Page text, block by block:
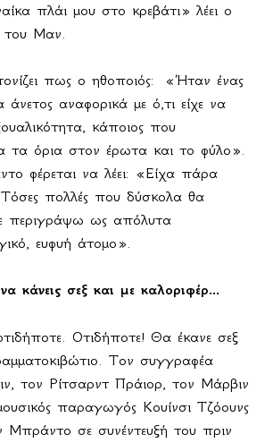
πλάι μου στο κρεβάτι» λέει ο
του Μαν.
πως ο ηθοποιός:
«Ήταν ένας
άνετος αναφορικά με ό,τι είχε να
κάποιος που
τα όρια στον έρωτα και το φύλο».
φέρεται να λέει: «Είχα πάρα
Τόσες πολλές που δύσκολα θα
περιγράψω ως απόλυτα
ευφυή άτομο».
κάνεις σεξ και με καλοριφέρ...
Οτιδήποτε! Θα έκανε σεξ
Τον συγγραφέα
τον Ρίτσαρντ Πράιορ, τον Μάρβιν
παραγωγός Κουίνσι Τζόουνς
σε συνέντευξή του πριν